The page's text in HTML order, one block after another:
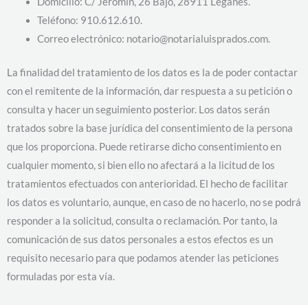
Teléfono: 910.612.610.
Correo electrónico: notario@notarialuisprados.com.
La finalidad del tratamiento de los datos es la de poder contactar
con el remitente de la información, dar respuesta a su petición o
consulta y hacer un seguimiento posterior. Los datos serán
tratados sobre la base jurídica del consentimiento de la persona
que los proporciona. Puede retirarse dicho consentimiento en
cualquier momento, si bien ello no afectará a la licitud de los
tratamientos efectuados con anterioridad. El hecho de facilitar
los datos es voluntario, aunque, en caso de no hacerlo, no se podrá
responder a la solicitud, consulta o reclamación. Por tanto, la
comunicación de sus datos personales a estos efectos es un
requisito necesario para que podamos atender las peticiones
formuladas por esta vía.